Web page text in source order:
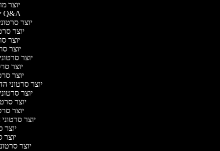
יוצר
יוצר סרטוני Q&A
יוצר
יוצר
יוצר
יוצר
יוצר
יוצר
יוצר
יוצר סרטוני
יוצר
יוצר
יוצר
יוצר
יוצר
יוצר
יוצר